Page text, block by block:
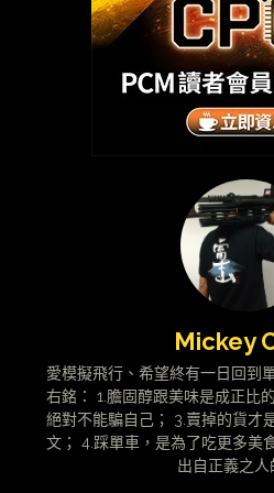
Mickey
愛模擬飛行、希望終有一日回到
右銘： 1.膽固醇跟美味是成正比
絕對不能騙自己； 3.賣掉的貨才
文； 4.踩單車，是為了吃更多美
出自正義之人